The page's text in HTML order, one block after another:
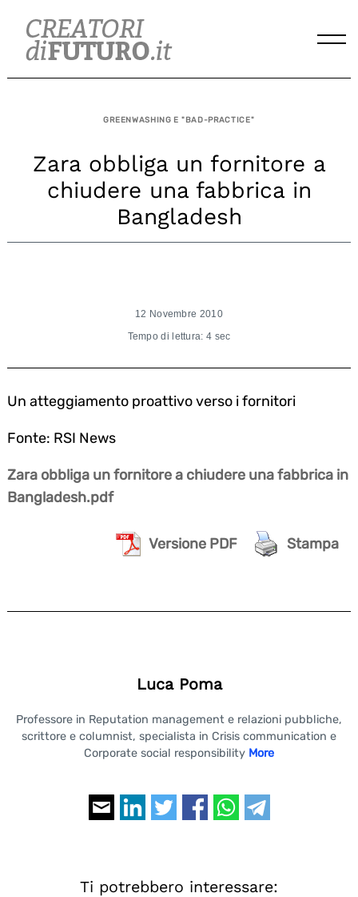
content
GREENWASHING E "BAD-PRACTICE"
Zara obbliga un fornitore a
chiudere una fabbrica in
Bangladesh
12 Novembre 2010
Tempo di lettura: 4 sec
Un atteggiamento proattivo verso i fornitori
Fonte: RSI News
Zara obbliga un fornitore a chiudere una fabbrica in
Bangladesh.pdf
Versione PDF Stampa
Luca Poma
Professore in Reputation management e relazioni pubbliche,
scrittore e columnist, specialista in Crisis communication e
Corporate social responsibility More
Ti potrebbero interessare: